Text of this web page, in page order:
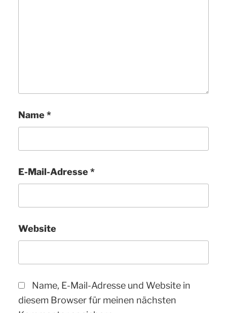
Name *
E-Mail-Adresse *
Website
Name, E-Mail-Adresse und Website in
diesem Browser für meinen nächsten